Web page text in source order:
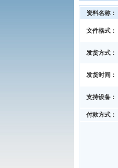
资料名称：
文件格式：
发货方式：
发货时间：
支持设备：
付款方式：